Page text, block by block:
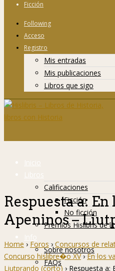
Ficción
Following
Acceso
Registro
Mis entradas
Mis publicaciones
Libros que sigo
Inicio
Libros
Calificaciones
Ficción
No ficción
Premios Hislibris de
Info
Sobre nosotros
FAQs
Respuesta a:
Apeninos –
Home › Foros › Concursos de
Concurso hislibre�o XV › En los
Liutprando (corto) › Respuesta a: